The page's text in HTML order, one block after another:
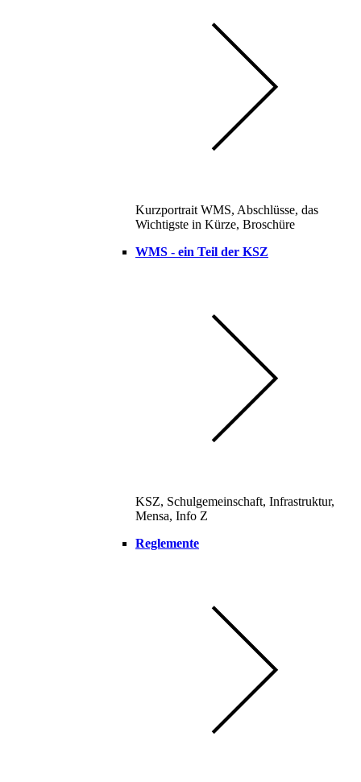
Kurzportrait WMS, Abschlüsse, das
Wichtigste in Kürze, Broschüre
WMS - ein Teil der KSZ
KSZ, Schulgemeinschaft, Infrastruktur,
Mensa, Info Z
Reglemente